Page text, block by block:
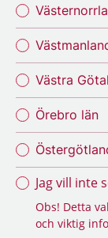
Västra
Örebro län
Jag vill inte
Obs! Detta
och viktig